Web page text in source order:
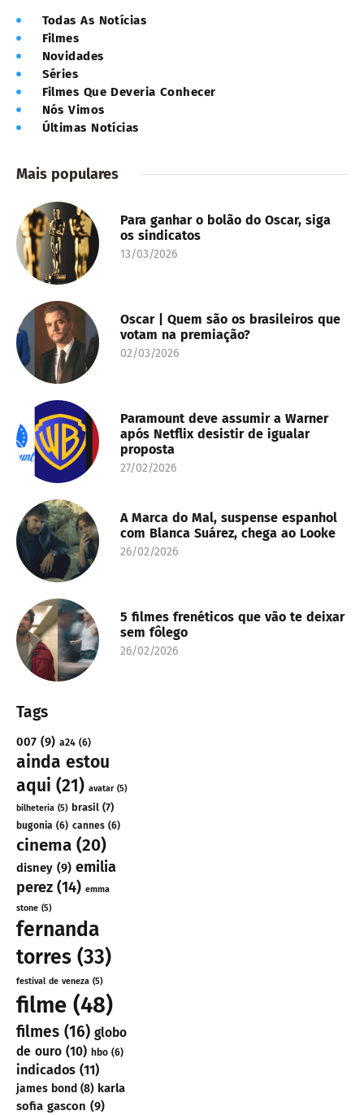
Todas As Notícias
Filmes
Novidades
Séries
Filmes Que Deveria Conhecer
Nós Vimos
Últimas Notícias
Mais populares
Para ganhar o bolão do Oscar, siga
os sindicatos
13/03/2026
Oscar | Quem são os brasileiros que
votam na premiação?
02/03/2026
Paramount deve assumir a Warner
após Netflix desistir de igualar
proposta
27/02/2026
A Marca do Mal, suspense espanhol
com Blanca Suárez, chega ao Looke
26/02/2026
5 filmes frenéticos que vão te deixar
sem fôlego
26/02/2026
Tags
007 (9) a24 (6)
ainda estou
aqui (21) avatar(5)
bilheteria (5) brasil (7)
bugonia (6) cannes (6)
cinema (20)
disney (9) emilia
perez (14) emma
stone (5)
fernanda
torres (33)
festival de veneza (5)
filme (48)
filmes (16) globo
de ouro (10) hbo (6)
indicados (11)
james bond (8) karla
sofia gascon (9)